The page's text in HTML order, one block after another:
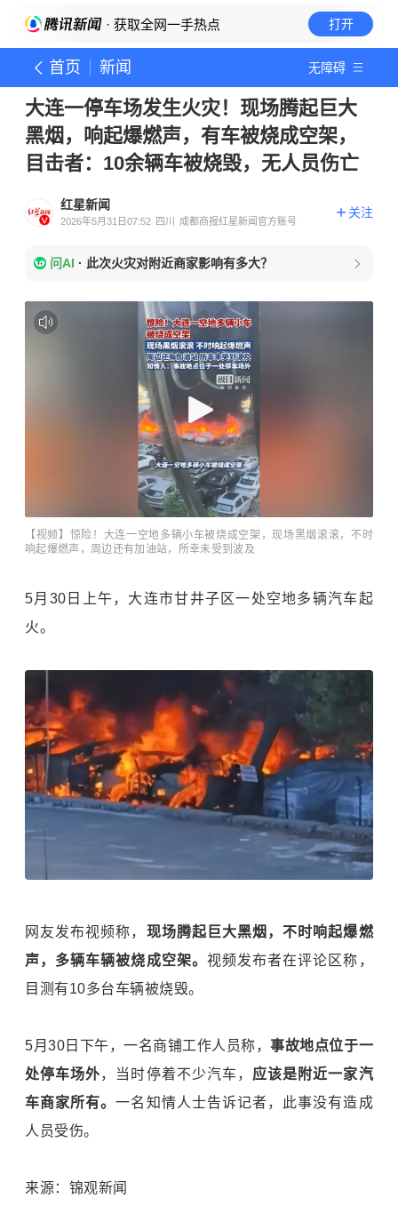
· 获取全网一手热点 打开
首页 新闻 无障碍
大连一停车场发生火灾！现场腾起巨大
黑烟，响起爆燃声，有车被烧成空架，
目击者：10余辆车被烧毁，无人员伤亡
红星新闻
2026年5月31日07:52 四川 成都商报红星新闻官方账号
关注
问AI · 此次火灾对附近商家影响有多大？
【视频】惊险！大连一空地多辆小车被烧成空架，现场黑烟滚滚，不时
响起爆燃声，周边还有加油站，所幸未受到波及
5月30日上午，大连市甘井子区一处空地多辆汽车起
火。
网友发布视频称， 现场腾起巨大黑烟，不时响起爆燃
声，多辆车辆被烧成空架。 视频发布者在评论区称，
目测有10多台车辆被烧毁。
5月30日下午，一名商铺工作人员称，事故地点位于一
处停车场外，当时停着不少汽车， 应该是附近一家汽
车商家所有。一名知情人士告诉记者，此事没有造成
人员受伤。
来源：锦观新闻